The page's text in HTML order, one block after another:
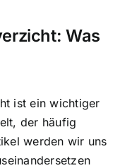
Was
ist ein wichtiger
der häufig
werden wir uns